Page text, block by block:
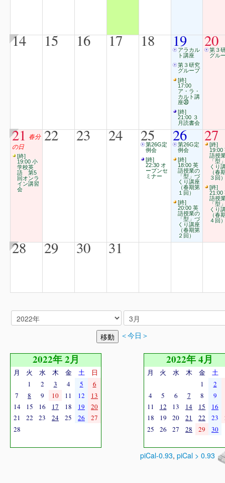
14 15 16 17 18 19
アラカル
ト講座
第３研究
グループ
[終]
17:00
ア・ラ・
カルト講
座㉚
[終]
21:00 ３
月読書会
20
第３
グル
21 春分
の日
[終]
19:00 小
学校英
語 第5
回オンラ
イン講習
会
22 23 24 25
第26G定
例会
[終]
22:30 オ
ープンセ
ミナー
26
第26G定
例会
[終]
18:00 英
語授業の
「型」づ
くり講座
（春期第
１回）
[終]
20:00 英
語授業の
「型」づ
くり講座
（春期第
２回）
27
[終]
19:00
語授
「型
くり
（春
３回
[終]
21:00
語授
「型
くり
（春
４回
28 29 30 31
＜今日＞
2022年 2月
月 火 水 木 金 土
日
1
2 3 4 5
6
7
8 9 10 11 12
13
14
15 16 17 18 19
20
21
22 23 24 25 26
27
28
2022年 4月
月 火 水 木 金 土
1
2
4
5 6 7 8 9
11
12 13 14 15 16
18
19 20 21 22 23
25
26 27 28 29 30
piCal-0.93, piCal > 0.93